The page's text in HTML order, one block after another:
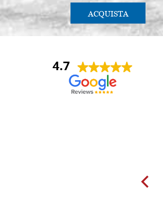
ACQUISTA
4.7
Andrea Monguzzi